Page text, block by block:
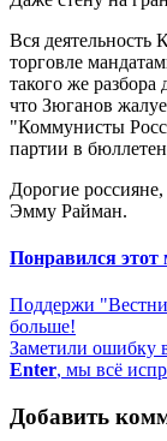
Вся деятельность
торговле
такого же
что Зюганов
"Коммунисты
партии в
Дорогие
Эмму Райман.
Понравился этот
Поддержи
больше!
Заметили ошибку
Enter, мы всё
Добавить